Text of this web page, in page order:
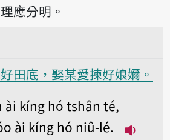
應分明。
底，娶某愛揀好娘嬭。
田底，娶某愛揀好娘嬭。
ài kíng hó tshân té,
ài kíng hó niû-lé.